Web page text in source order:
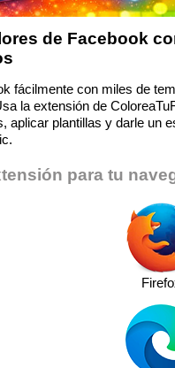
de Facebook
fácilmente con miles de
la extensión de
aplicar plantillas y darle un
para tu